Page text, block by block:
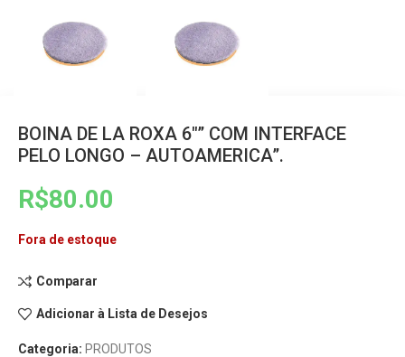
BOINA DE LA ROXA 6″” COM INTERFACE
PELO LONGO – AUTOAMERICA”.
R$80.00
Fora de estoque
Comparar
Adicionar à Lista de Desejos
Categoria: PRODUTOS